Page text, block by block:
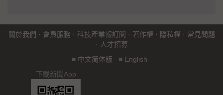
關於我們 · 會員服務 · 科技產業報訂閱 · 著作權 · 隱私權 · 常見問題
· 人才招募
■ 中文简体版 ■ English
下載新聞App